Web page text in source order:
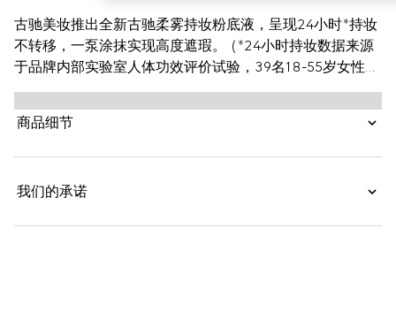
古驰美妆推出全新古驰柔雾持妆粉底液，呈现24小时*持妆
不转移，一泵涂抹实现高度遮瑕。 (*24小时持妆数据来源
于品牌内部实验室人体功效评价试验，39名18-55岁女性受
试者单次使用产品24小时后，采集面部图像经专家评估结
果。实际使用效果因人而异。)本款粉底液质地轻盈，保持
面部水润舒缓，营造柔焦舒适的自然哑光妆效。这款粉底液
面部水润舒缓同时令肌肤倍感舒适。 （*黑玫瑰油指配方中
商品细节
我们的承诺